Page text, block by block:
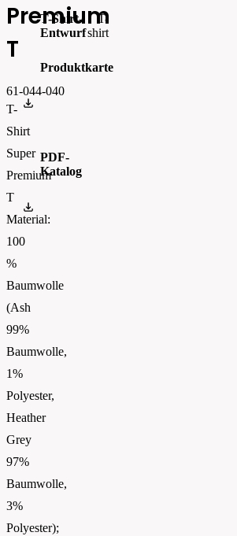
Premium
T
61-044-040
T-
Shirt
Super
Premium
T
Material:
100
%
Baumwolle
(Ash
99%
Baumwolle,
1%
Polyester,
Heather
Grey
97%
Baumwolle,
3%
Polyester);
T-Shirt-
Entwurf
T-
shirt
Produktkarte
PDF-
Katalog